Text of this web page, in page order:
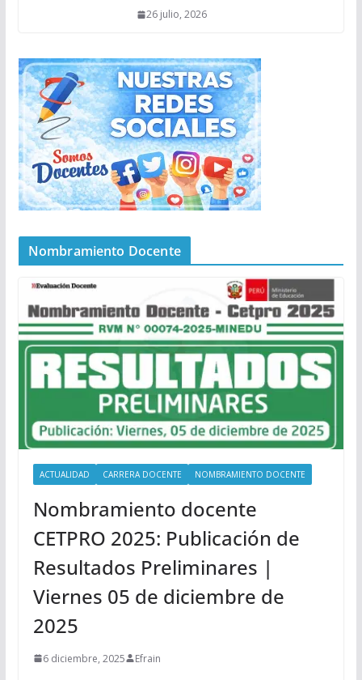
26 julio, 2026
Nombramiento Docente
ACTUALIDAD CARRERA DOCENTE NOMBRAMIENTO DOCENTE
Nombramiento docente
CETPRO 2025: Publicación de
Resultados Preliminares |
Viernes 05 de diciembre de
2025
6 diciembre, 2025 Efrain